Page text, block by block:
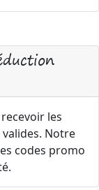
les
Notre
codes promo